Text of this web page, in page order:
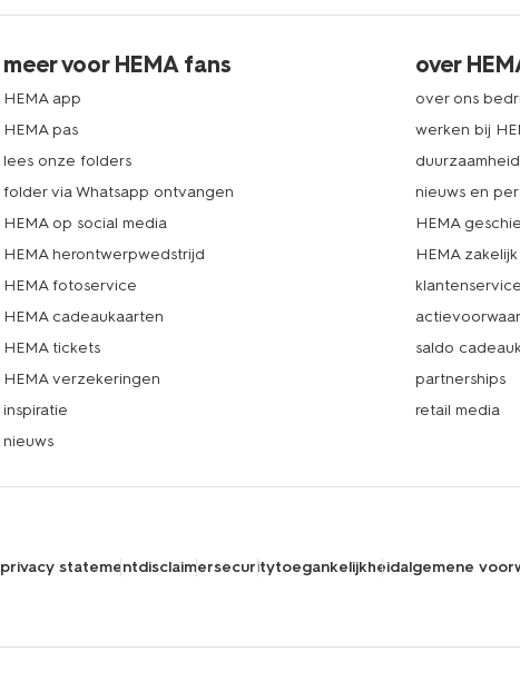
meer voor HEMA fans
HEMA app
HEMA pas
lees onze folders
folder via Whatsapp ontvangen
HEMA op social media
HEMA herontwerpwedstrijd
HEMA fotoservice
HEMA cadeaukaarten
HEMA tickets
HEMA verzekeringen
inspiratie
nieuws
over
over ons
werken bij
duurzaamheid
nieuws en
HEMA
HEMA zakelijk
klantenservice
saldo
partnerships
retail media
privacy statementdisclaimersecuritytoegankelijkheidalgemene